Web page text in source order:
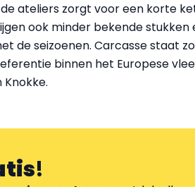
ateliers zorgt voor een korte
ook minder bekende
de seizoenen. Carcasse staat
binnen het Europese
!